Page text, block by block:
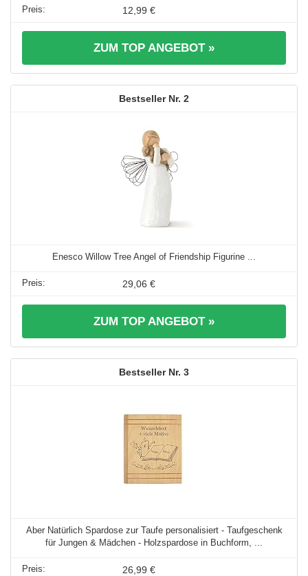
12,99 €
ZUM TOP ANGEBOT »
2
Enesco Willow Tree Angel of Friendship Figurine ...
29,06 €
ZUM TOP ANGEBOT »
3
Aber Natürlich Spardose zur Taufe personalisiert - Taufgeschenk
für Jungen & Mädchen - Holzspardose in Buchform, ...
26,99 €